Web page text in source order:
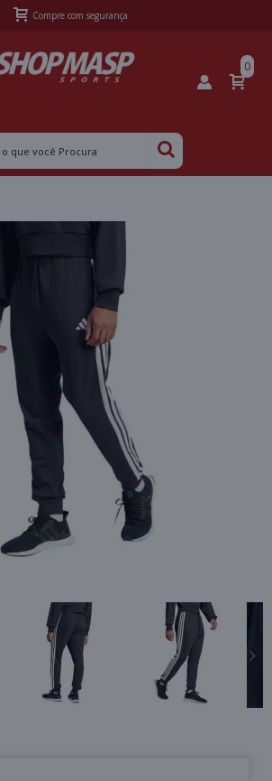
acima de R$399,99 e Sudeste acima de R$499,99
0